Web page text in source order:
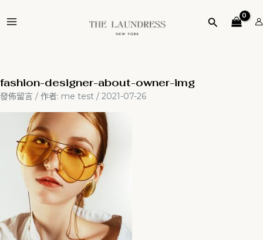
至
搜
fashion-designer-about-owner-img
發佈留言 / 作者: me test / 2021-07-26